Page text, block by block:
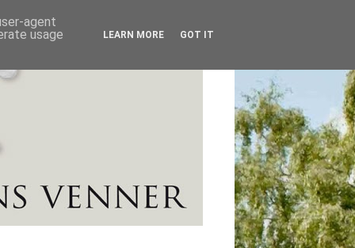
agent
usage
LEARN MORE GOT IT